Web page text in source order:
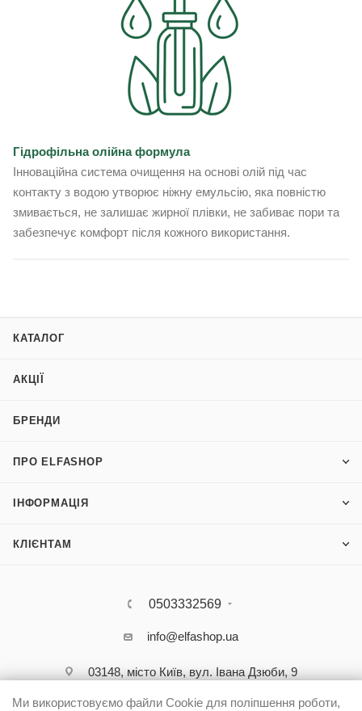
Гідрофільна олійна формула
Інноваційна система очищення на основі олій під час
контакту з водою утворює ніжну емульсію, яка повністю
змивається, не залишає жирної плівки, не забиває пори та
забезпечує комфорт після кожного використання.
КАТАЛОГ
АКЦІЇ
БРЕНДИ
ПРО ELFASHOP
ІНФОРМАЦІЯ
КЛІЄНТАМ
0503332569
info@elfashop.ua
03148, місто Київ, вул. Івана Дзюби, 9
Ми використовуємо файли Cookie для поліпшення роботи,